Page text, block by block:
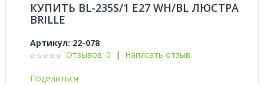
КУПИТЬ BL-235S/1 E27 WH/BL ЛЮСТРА
BRILLE
Артикул: 22-078
Отзывов: 0 | Написать отзыв
Поделиться